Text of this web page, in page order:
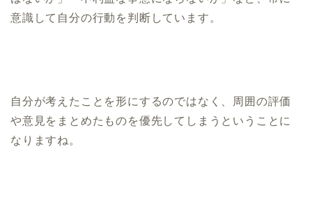
意識して自分の行動を判断しています。
自分が考えたことを形にするのではなく、周囲の評価
や意見をまとめたものを優先してしまうということに
なりますね。